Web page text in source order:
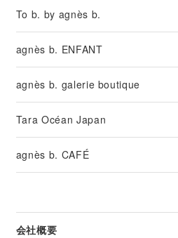
To b. by agnès b.
agnès b. ENFANT
agnès b. galerie boutique
Tara Océan Japan
agnès b. CAFÉ
会社概要